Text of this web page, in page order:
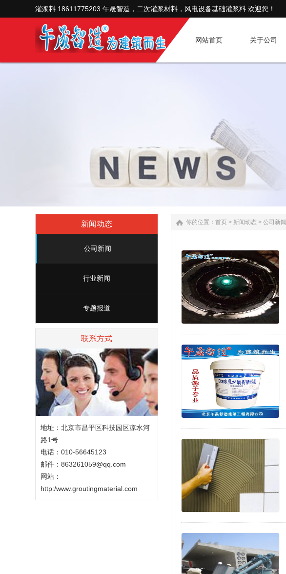
灌浆料 18611775203 午晟智造，二次灌浆材料，风电设备基础灌浆料 欢迎您！
网站首页 关于公司
新闻动态
公司新闻
行业新闻
专题报道
联系方式
地址：北京市昌平区科技园区凉水河
路1号
电话：010-56645123
邮件：863261059@qq.com
网站：
http:/www.groutingmaterial.com
你的位置： 首页 > 新闻动态 > 公司新闻